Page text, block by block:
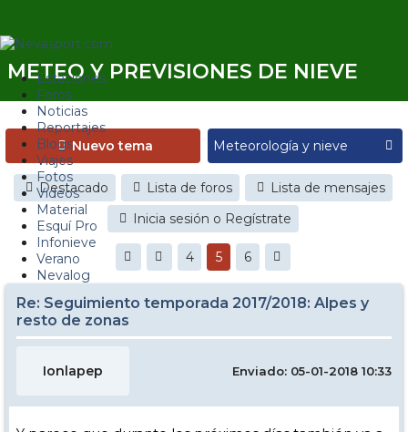
Estaciones
Foros
Noticias
Reportajes
Blogs
Viajes
Fotos
Videos
Material
Esquí Pro
Infonieve
Verano
Nevalog
METEO Y PREVISIONES DE NIEVE
Nuevo tema
Destacado Lista de foros
Lista de mensajes
Inicia sesión o Regístrate
4 5 6
Re: Seguimiento temporada 2017/2018: Alpes y
resto de zonas
Ionlapep Enviado: 05-01-2018 10:33